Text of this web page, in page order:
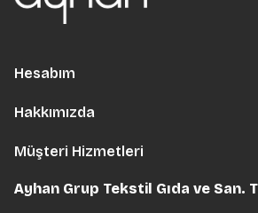
Hesabım
Hakkımızda
Müşteri Hizmetleri
Ayhan Grup Tekstil Gıda ve San.